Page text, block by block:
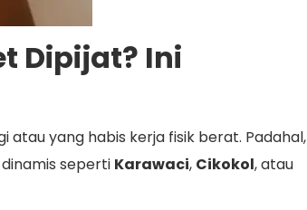
Dipijat? Ini
atau yang habis kerja fisik berat. Padahal,
seperti Karawaci, Cikokol, atau